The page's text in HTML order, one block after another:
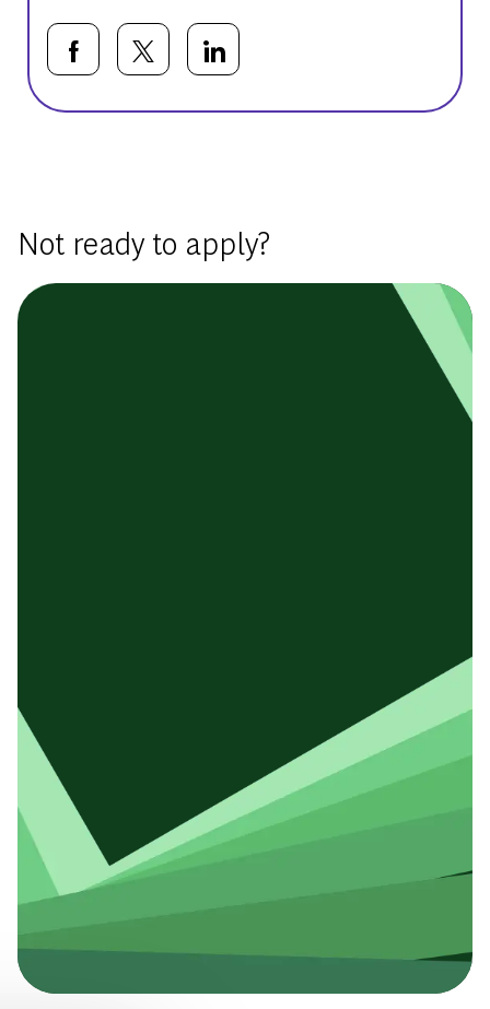
Share via Facebook
Share via twitter
Share via LinkedIn
Not ready to apply?